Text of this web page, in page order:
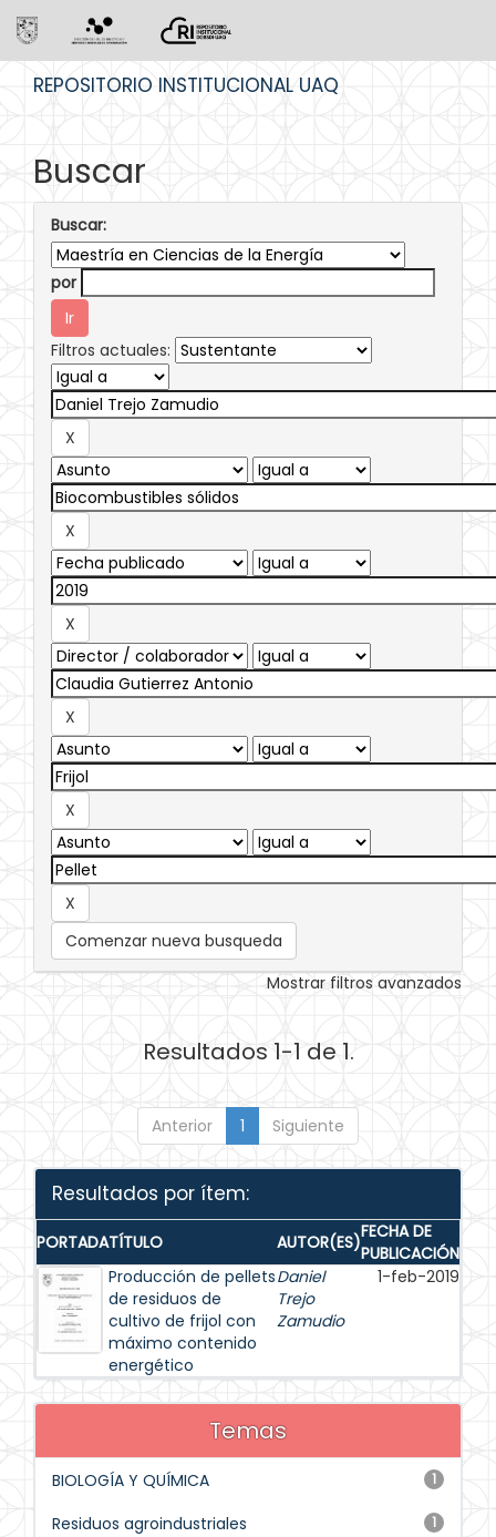
REPOSITORIO INSTITUCIONAL UAQ
Buscar
Buscar:
por
Filtros actuales:
Comenzar nueva busqueda
Mostrar filtros avanzados
Resultados 1-1 de 1.
Anterior 1 Siguiente
Resultados por ítem:
PORTADATÍTULO AUTOR(ES)FECHA DE
PUBLICACIÓN
Producción de pellets
de residuos de
cultivo de frijol con
máximo contenido
energético
Daniel
Trejo
Zamudio
1-feb-2019
Temas
1
BIOLOGÍA Y QUÍMICA
1
Residuos agroindustriales